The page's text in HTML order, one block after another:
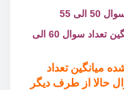
55
ششم : 100 درصد اول کتاب درسی : میانگین تعداد سوال 60 الی
میانگین تعداد
از طرف دیگر